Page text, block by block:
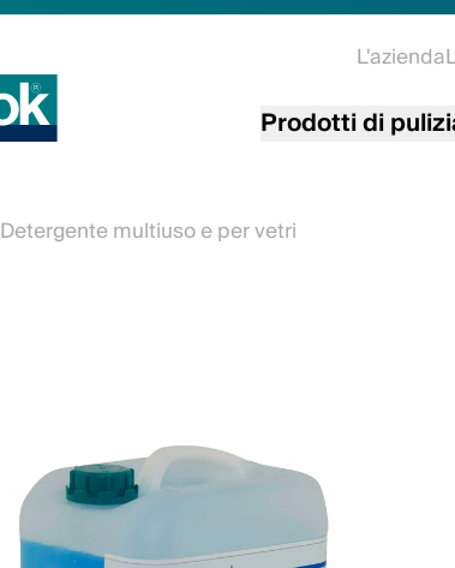
L'azienda
Prodotti di
Detergente multiuso e per vetri